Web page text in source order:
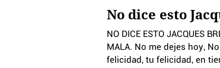
No dice esto
NO DICE ESTO JACQUES
MALA. No me dejes hoy,
felicidad, tu felicidad, en